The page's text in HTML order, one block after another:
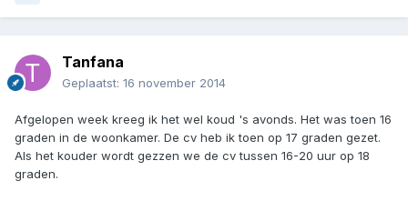
Tanfana
Geplaatst: 16 november 2014
Afgelopen week kreeg ik het wel koud 's avonds. Het was toen 16
graden in de woonkamer. De cv heb ik toen op 17 graden gezet.
Als het kouder wordt gezzen we de cv tussen 16-20 uur op 18
graden.